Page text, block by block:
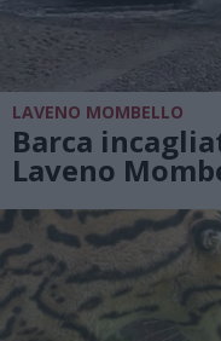
LAVENO MOMBELLO
Barca
Laveno